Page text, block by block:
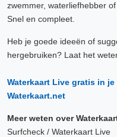
zwemmer, waterliefhebber
Snel en compleet.
Heb je goede ideeën of
hergebruiken? Laat het
Waterkaart Live gratis in
Waterkaart.net
Meer weten over
Surfcheck / Waterkaart Live